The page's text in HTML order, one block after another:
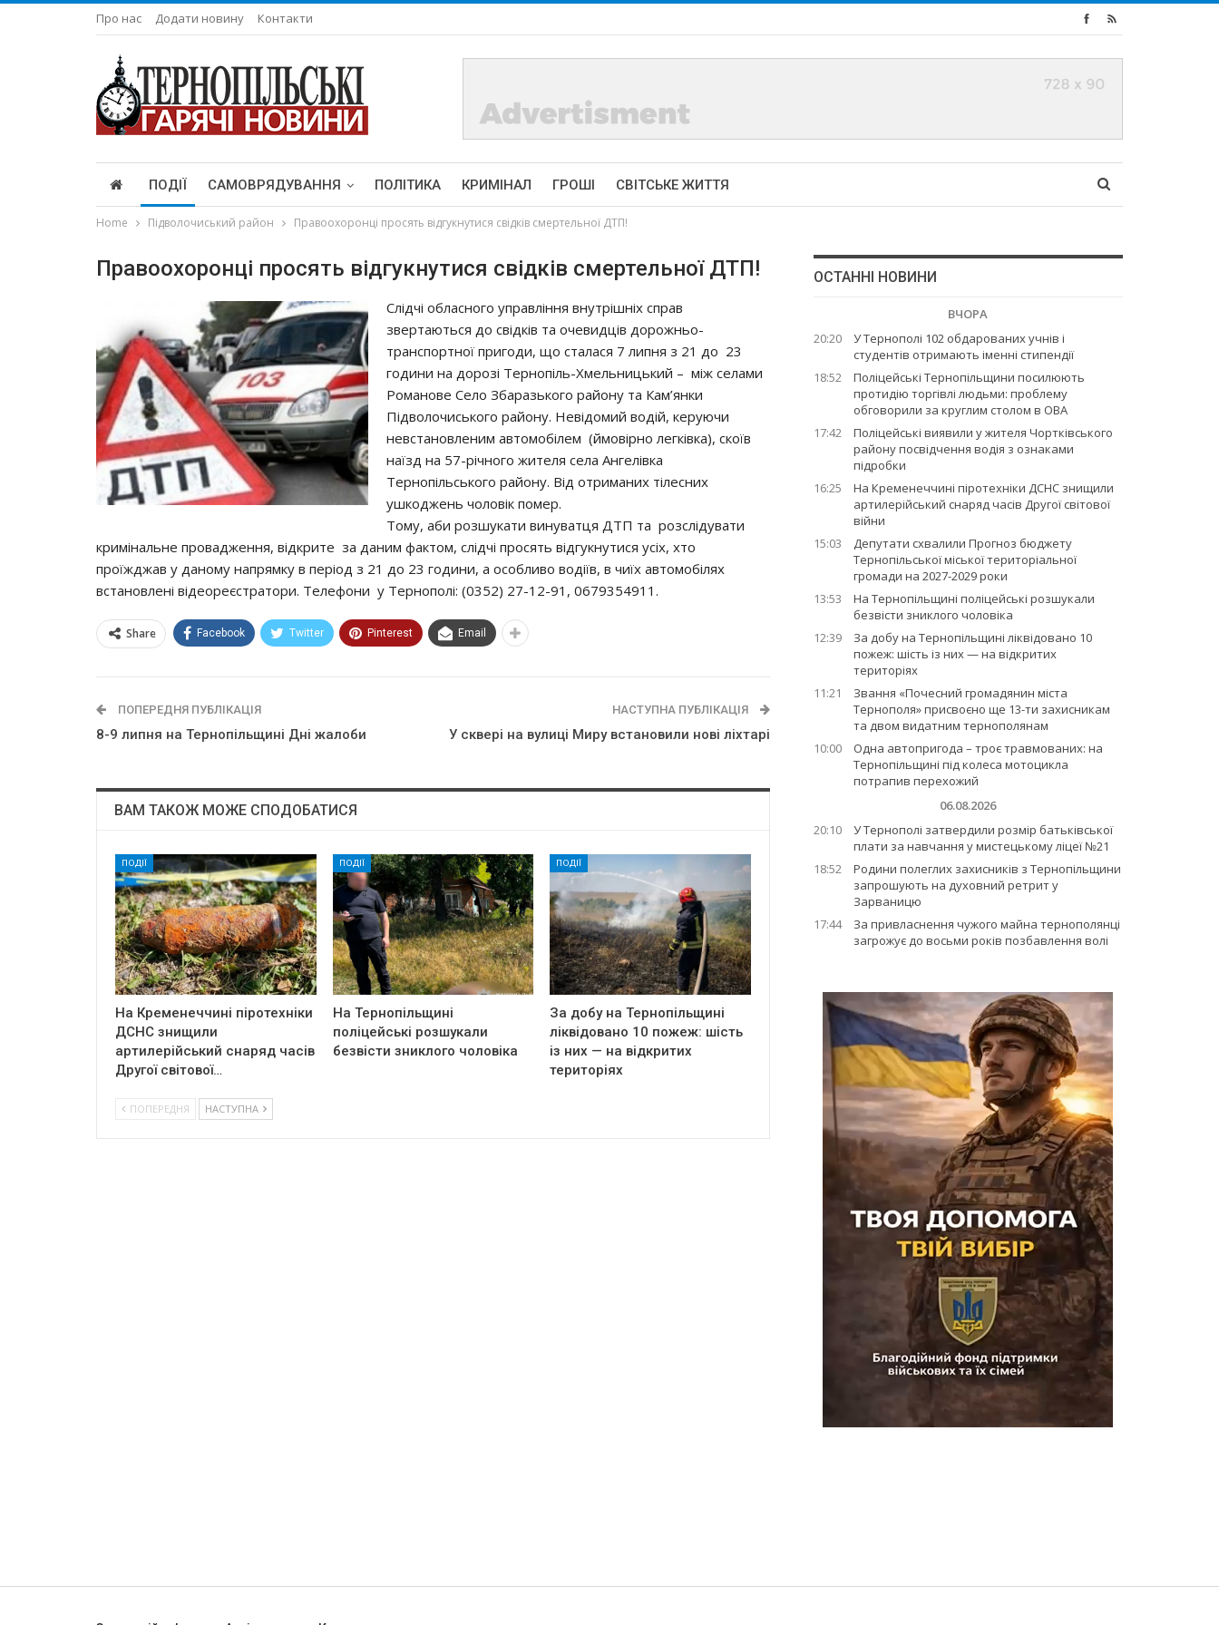
Про нас Додати новину Контакти
ПОДІЇ САМОВРЯДУВАННЯ ПОЛІТИКА КРИМІНАЛ ГРОШІ СВІТСЬКЕ ЖИТТЯ
Home Підволочиський район Правоохоронці просять відгукнутися свідків смертельної ДТП!
Правоохоронці просять відгукнутися свідків смертельної ДТП!
Слідчі обласного управління внутрішніх справ
звертаються до свідків та очевидців дорожньо-
транспортної пригоди, що сталася 7 липня з 21 до 23
години на дорозі Тернопіль-Хмельницький – між селами
Романове Село Збаразького району та Кам’янки
Підволочиського району. Невідомий водій, керуючи
невстановленим автомобілем (ймовірно легківка), скоїв
наїзд на 57-річного жителя села Ангелівка
Тернопільського району. Від отриманих тілесних
ушкоджень чоловік помер.
Тому, аби розшукати винуватця ДТП та розслідувати
кримінальне провадження, відкрите за даним фактом, слідчі просять відгукнутися усіх, хто
проїжджав у даному напрямку в період з 21 до 23 години, а особливо водіїв, в чиїх автомобілях
встановлені відеореєстратори. Телефони у Тернополі: (0352) 27-12-91, 0679354911.
Share Facebook Twitter Pinterest Email
ПОПЕРЕДНЯ ПУБЛІКАЦІЯ
8-9 липня на Тернопільщині Дні жалоби
НАСТУПНА ПУБЛІКАЦІЯ
У сквері на вулиці Миру встановили нові ліхтарі
ВАМ ТАКОЖ МОЖЕ СПОДОБАТИСЯ
ПОДІЇ
На Кременеччині піротехніки
ДСНС знищили
артилерійський снаряд часів
Другої світової…
ПОДІЇ
На Тернопільщині
поліцейські розшукали
безвісти зниклого чоловіка
ПОДІЇ
За добу на Тернопільщині
ліквідовано 10 пожеж: шість
із них — на відкритих
територіях
ПОПЕРЕДНЯ НАСТУПНА
ОСТАННІ НОВИНИ
ВЧОРА
20:20
У Тернополі 102 обдарованих учнів і
студентів отримають іменні стипендії
18:52
Поліцейські Тернопільщини посилюють
протидію торгівлі людьми: проблему
обговорили за круглим столом в ОВА
17:42
Поліцейські виявили у жителя Чортківського
району посвідчення водія з ознаками
підробки
16:25
На Кременеччині піротехніки ДСНС знищили
артилерійський снаряд часів Другої світової
війни
15:03
Депутати схвалили Прогноз бюджету
Тернопільської міської територіальної
громади на 2027-2029 роки
13:53
На Тернопільщині поліцейські розшукали
безвісти зниклого чоловіка
12:39
За добу на Тернопільщині ліквідовано 10
пожеж: шість із них — на відкритих
територіях
11:21
Звання «Почесний громадянин міста
Тернополя» присвоєно ще 13-ти захисникам
та двом видатним тернополянам
10:00
Одна автопригода – троє травмованих: на
Тернопільщині під колеса мотоцикла
потрапив перехожий
06.08.2026
20:10
У Тернополі затвердили розмір батьківської
плати за навчання у мистецькому ліцеї №21
18:52
Родини полеглих захисників з Тернопільщини
запрошують на духовний ретрит у
Зарваницю
17:44
За привласнення чужого майна тернополянці
загрожує до восьми років позбавлення волі